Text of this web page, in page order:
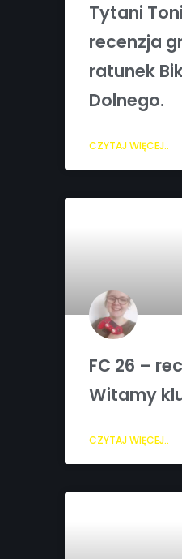
Tytani
recenzja
ratunek
Dolnego.
CZYTAJ WIĘCEJ..
FC 26 –
Witamy
CZYTAJ WIĘCEJ..